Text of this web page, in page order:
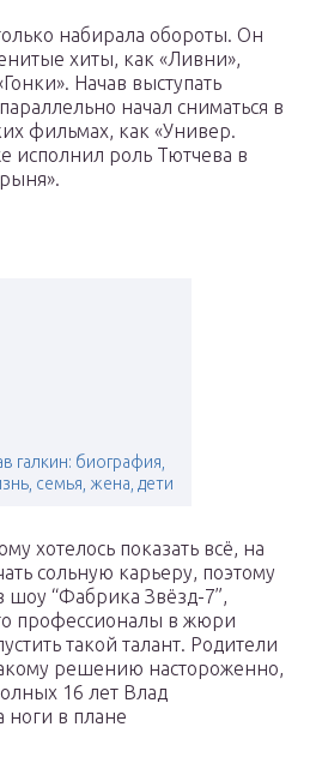
набирала обороты. Он
хиты, как «Ливни»,
Начав выступать
начал сниматься в
фильмах, как «Универ.
исполнил роль Тютчева в
галкин: биография,
семья, жена, дети
хотелось показать всё, на
сольную карьеру, поэтому
шоу “Фабрика Звёзд-7”,
профессионалы в жюри
такой талант. Родители
решению настороженно,
16 лет Влад
ноги в плане